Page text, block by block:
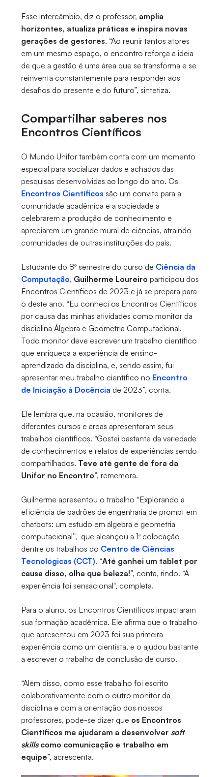
Esse intercâmbio, diz o professor, amplia
horizontes, atualiza práticas e inspira novas
gerações de gestores. “Ao reunir tantos atores
em um mesmo espaço, o encontro reforça a ideia
de que a gestão é uma área que se transforma e se
reinventa constantemente para responder aos
desafios do presente e do futuro”, sintetiza.
Compartilhar saberes nos
Encontros Científicos
O Mundo Unifor também conta com um momento
especial para socializar dados e achados das
pesquisas desenvolvidas ao longo do ano. Os
Encontros Científicos são um convite para a
comunidade acadêmica e a sociedade a
celebrarem a produção de conhecimento e
apreciarem um grande mural de ciências, atraindo
comunidades de outras instituições do país.
Estudante do 8º semestre do curso de Ciência da
Computação, Guilherme Loureiro participou dos
Encontros Científicos de 2023 e já se prepara para
o deste ano. “Eu conheci os Encontros Científicos
por causa das minhas atividades como monitor da
disciplina Álgebra e Geometria Computacional.
Todo monitor deve escrever um trabalho científico
que enriqueça a experiência de ensino-
aprendizado da disciplina, e, sendo assim, fui
apresentar meu trabalho científico no Encontro
de Iniciação à Docência de 2023”, conta.
Ele lembra que, na ocasião, monitores de
diferentes cursos e áreas apresentaram seus
trabalhos científicos. “Gostei bastante da variedade
de conhecimentos e relatos de experiências sendo
compartilhados. Teve até gente de fora da
Unifor no Encontro”, rememora.
Guilherme apresentou o trabalho “Explorando a
eficiência de padrões de engenharia de prompt em
chatbots: um estudo em álgebra e geometria
computacional”, que alcançou a 1ª colocação
dentre os trabalhos do Centro de Ciências
Tecnológicas (CCT). “Até ganhei um tablet por
causa disso, olha que beleza!”, conta, rindo. “A
experiência foi sensacional", completa.
Para o aluno, os Encontros Científicos impactaram
sua formação acadêmica. Ele afirma que o trabalho
que apresentou em 2023 foi sua primeira
experiência como um cientista, e o ajudou bastante
a escrever o trabalho de conclusão de curso.
“Além disso, como esse trabalho foi escrito
colaborativamente com o outro monitor da
disciplina e com a orientação dos nossos
professores, pode-se dizer que os Encontros
Científicos me ajudaram a desenvolver soft
skillscomo comunicação e trabalho em
equipe”, acrescenta.